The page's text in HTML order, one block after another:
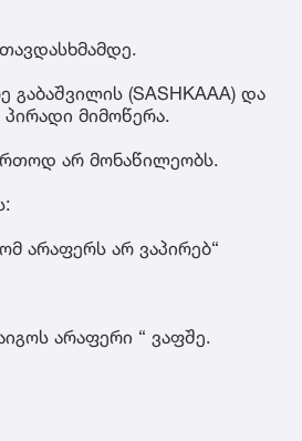
გაბაშვილის (SASHKAAA) და
პირადი მიმოწერა.
არ მონაწილეობს.
არაფერს არ ვაპირებ“
არაფერი “ ვაფშე.